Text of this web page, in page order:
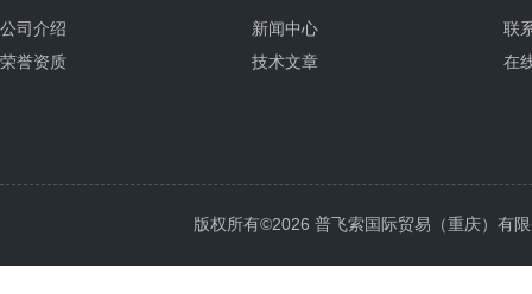
公司介绍
荣誉资质
新闻中心
技术文章
联
在
版权所有©2026 普飞索国际贸易（重庆）有